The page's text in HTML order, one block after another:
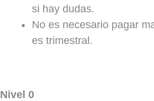
si hay dudas.
No es necesario pagar
es trimestral.
Nivel 0